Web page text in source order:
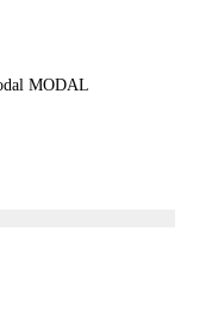
MODAL